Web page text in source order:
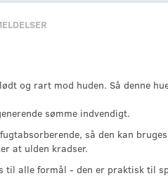
og rart mod huden. Så denne
sømme indvendigt.
så den kan
at ulden kradser.
til alle formål - den er praktisk til